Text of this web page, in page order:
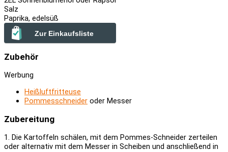
Salz
Paprika, edelsüß
Zur Einkaufsliste
Zubehör
Werbung
Heißluftfritteuse
Pommesschneider oder Messer
Zubereitung
1. Die Kartoffeln schälen, mit dem Pommes-Schneider zerteilen
oder alternativ mit dem Messer in Scheiben und anschließend in